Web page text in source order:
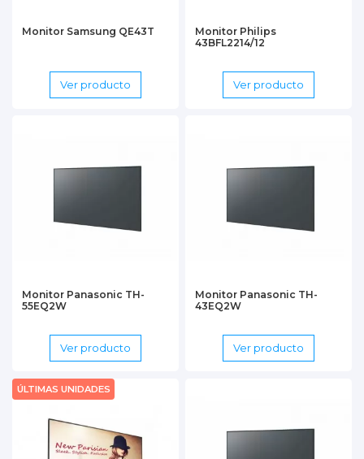
Monitor Samsung QE43T
Ver producto
Monitor Philips
43BFL2214/12
Ver producto
Monitor Panasonic TH-
55EQ2W
Ver producto
Monitor Panasonic TH-
43EQ2W
Ver producto
ÚLTIMAS UNIDADES